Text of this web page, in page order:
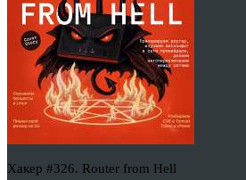
Хакер #326. Router from Hell